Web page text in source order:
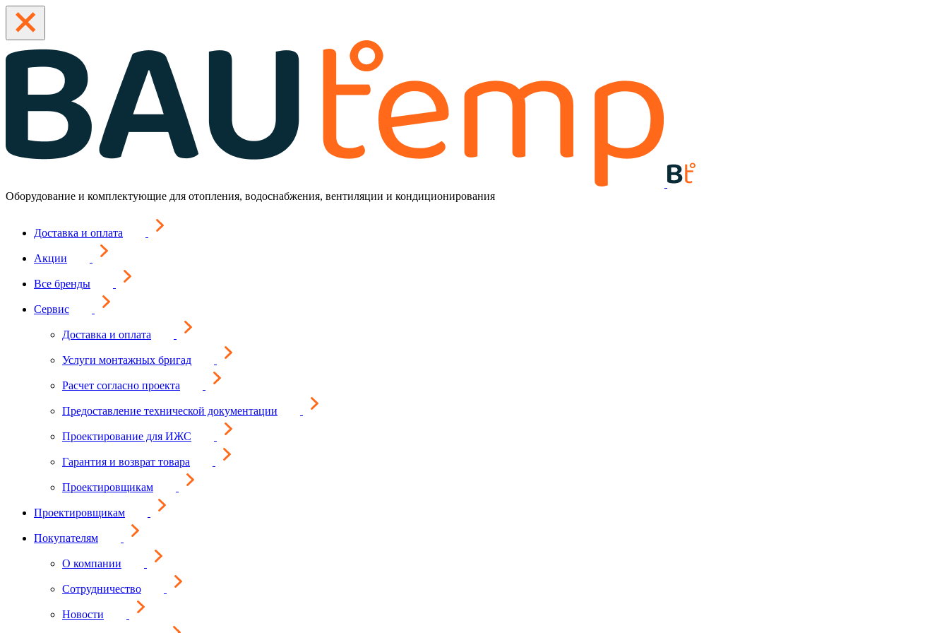
Оборудование и комплектующие для отопления, водоснабжения, вентиляции и кондиционирования
Доставка и оплата
Акции
Все бренды
Сервис
Доставка и оплата
Услуги монтажных бригад
Расчет согласно проекта
Предоставление технической документации
Проектирование для ИЖС
Гарантия и возврат товара
Проектировщикам
Проектировщикам
Покупателям
О компании
Сотрудничество
Новости